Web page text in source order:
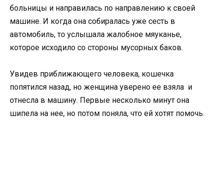
больницы и направилась по направлению к своей
машине. И когда она собиралась уже сесть в
автомобиль, то услышала жалобное мяуканье,
которое исходило со стороны мусорных баков.
Увидев приближающего человека, кошечка
попятился назад, но женщина уверено ее взяла и
отнесла в машину. Первые несколько минут она
шипела на нее, но потом поняла, что ей хотят помочь.